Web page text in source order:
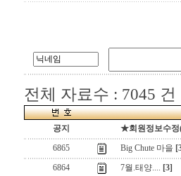
전체 자료수 : 7045 건
공지
★회원정보수
6865
Big Chute 마을
6864
7월.태양.... [3]